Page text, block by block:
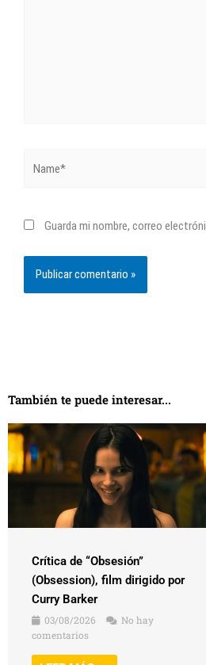
Guarda mi nombre, correo
También te puede interesar...
Crítica de “Obsesión”
(Obsession), film dirigido por
Curry Barker
03/08/2026
No hay
comentarios